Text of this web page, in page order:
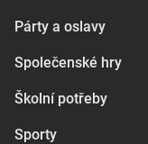
Párty a oslavy
Společenské hry
Školní potřeby
Sporty